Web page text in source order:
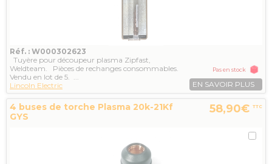
Réf. : W000302623
Tuyère pour découpeur plasma Zipfast,
Weldteam. Pièces de rechanges consommables.
Vendu en lot de 5. ...
Lincoln Electric
Pas en stock
EN SAVOIR PLUS
4 buses de torche Plasma 20k-21Kf
GYS
58,90€ TTC